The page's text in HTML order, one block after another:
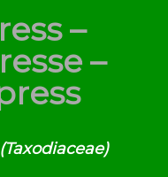
–
–